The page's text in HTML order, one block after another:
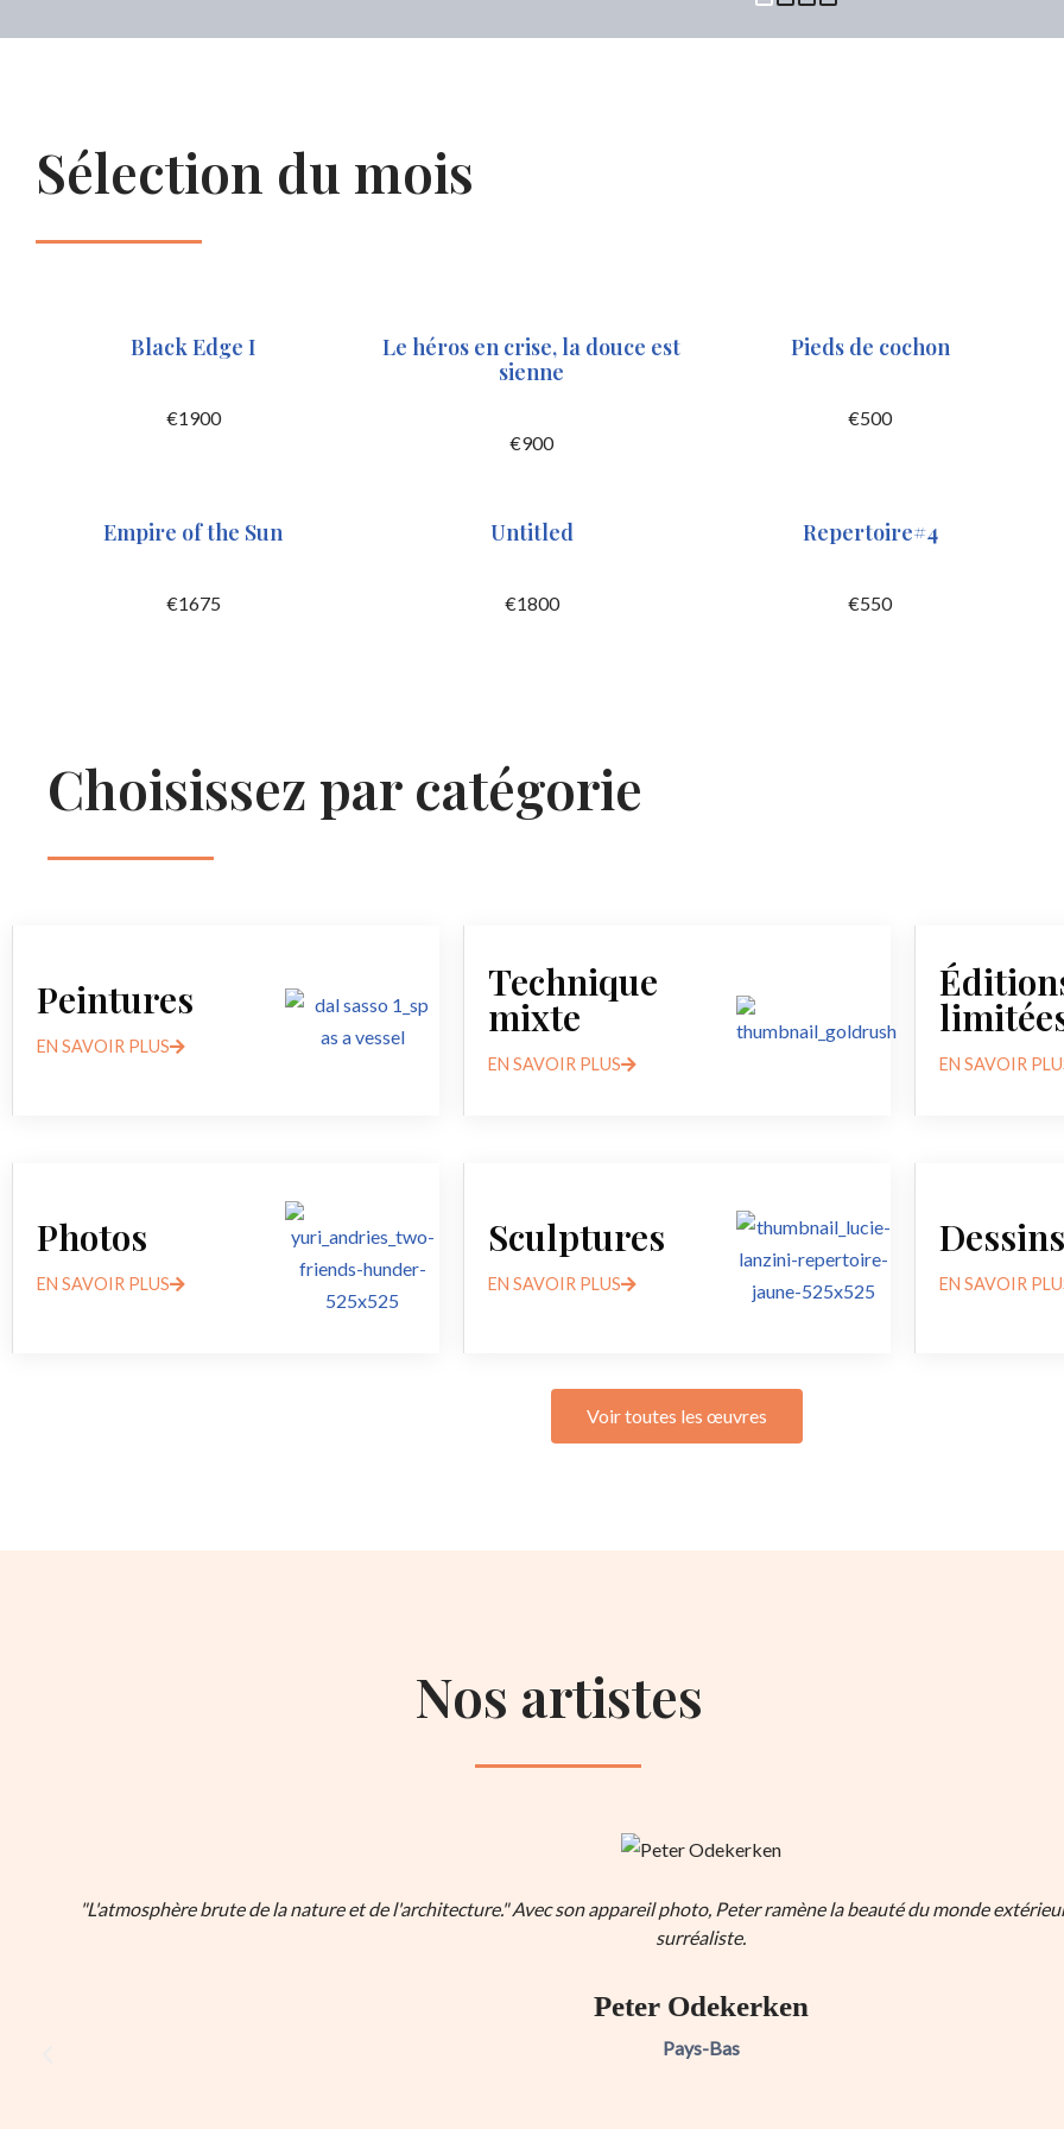
Sélection du mois
Black Edge I
€1900
Le héros en crise, la douce est
sienne
€900
Pieds de cochon
€500
Empire of the Sun
€1675
Untitled
€1800
Repertoire#4
€550
Choisissez par catégorie
Peintures
EN SAVOIR PLUS
Technique
mixte
EN SAVOIR PLUS EN SAVOIR
Photos
EN SAVOIR PLUS
Sculptures
EN SAVOIR PLUS
Dessins
EN SAVOIR
Voir toutes les œuvres
Nos artistes
"L'atmosphère brute de la nature et de l'architecture." Avec son appareil photo, Peter ramène la beauté du monde
surréaliste.
Peter Odekerken
Pays-Bas